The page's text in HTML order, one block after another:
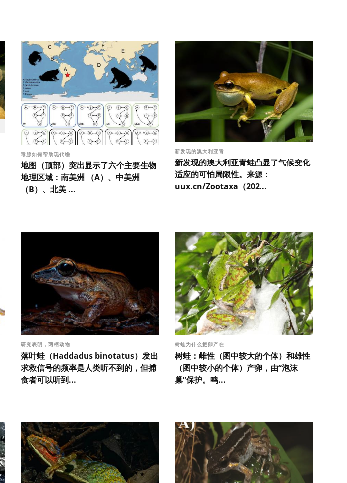
毒腺如何帮助现代蟾
地图（顶部）突出显示了六个主要生物
地理区域：南美洲 （A）、中美洲
（B）、北美 ...
新发现的澳大利亚青
新发现的澳大利亚青蛙凸显了气候变化
适应的可怕局限性。来源：
uux.cn/Zootaxa（202...
研究表明，两栖动物
落叶蛙（Haddadus binotatus）发出
求救信号的频率是人类听不到的，但捕
食者可以听到...
树蛙为什么把卵产在
树蛙：雌性（图中较大的个体）和雄性
（图中较小的个体）产卵，由“泡沫
巢”保护。鸣...